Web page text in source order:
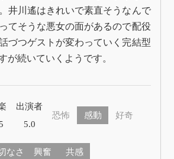
井川遙はきれいで素直そうなんで
てそうな悪女の面があるので配役
づつゲストが変わっていく完結型
が続いていくようです。
出演者
5.0
恐怖 感動 好奇
なさ 興奮 共感